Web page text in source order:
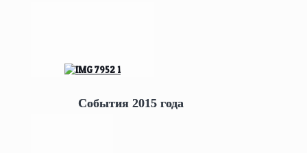
События 2015 года